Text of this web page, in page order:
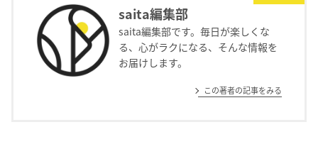
saita編集部
saita編集部です。毎日が楽しくな
る、心がラクになる、そんな情報を
お届けします。
この著者の記事をみる